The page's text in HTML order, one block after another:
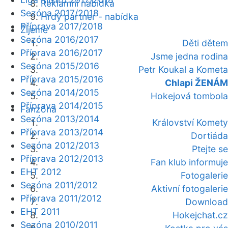
Reklamní nabídka
Hrdý partner - nabídka
Žijeme
Děti dětem
Jsme jedna rodina
Petr Koukal a Kometa
Chlapi ŽENÁM
Hokejová tombola
Fanzóna
Království Komety
Dortiáda
Ptejte se
Fan klub informuje
Fotogalerie
Aktivní fotogalerie
Download
Hokejchat.cz
Sezóna 2017/2018
Příprava 2017/2018
Sezóna 2016/2017
Příprava 2016/2017
Sezóna 2015/2016
Příprava 2015/2016
Sezóna 2014/2015
Příprava 2014/2015
Sezóna 2013/2014
Příprava 2013/2014
Sezóna 2012/2013
Příprava 2012/2013
EHT 2012
Sezóna 2011/2012
Příprava 2011/2012
EHT 2011
Sezóna 2010/2011